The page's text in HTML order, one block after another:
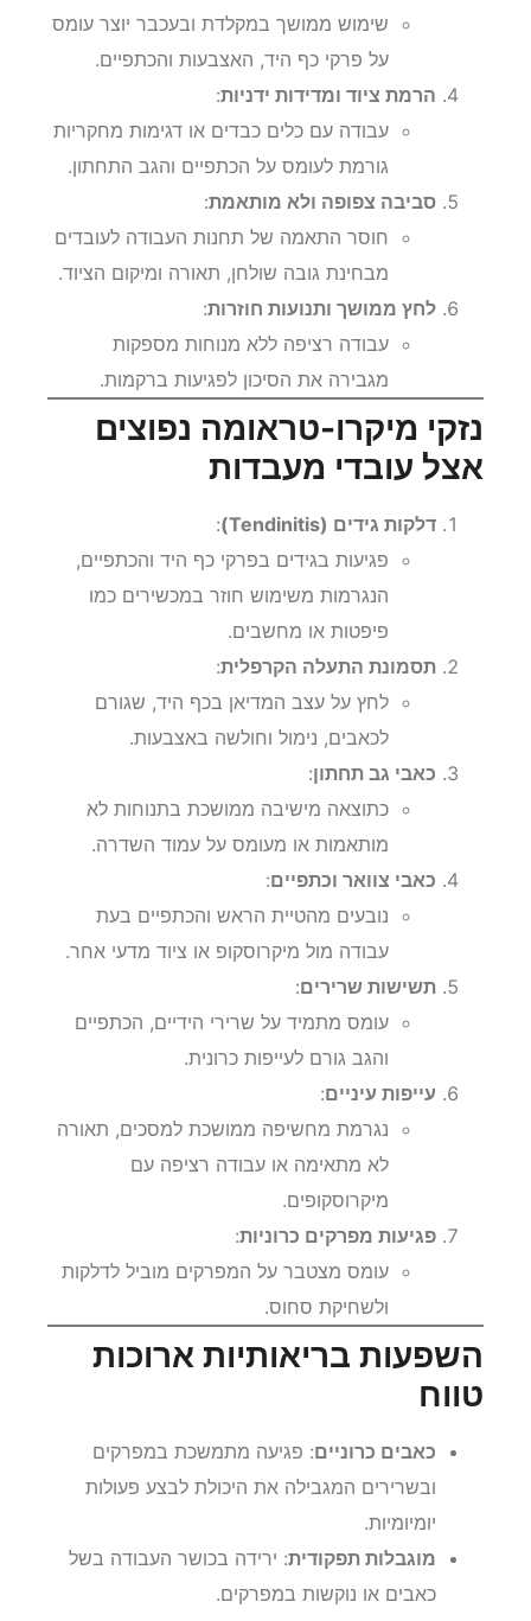
שימוש ממושך במקלדת ובעכבר יוצר עומס
על פרקי כף היד, האצבעות והכתפיים.
הרמת ציוד ומדידות ידניות:
עבודה עם כלים כבדים או דגימות מחקריות
גורמת לעומס על הכתפיים והגב התחתון.
סביבה צפופה ולא מותאמת:
חוסר התאמה של תחנות העבודה לעובדים
מבחינת גובה שולחן, תאורה ומיקום הציוד.
לחץ ממושך ותנועות חוזרות:
עבודה רציפה ללא מנוחות מספקות
מגבירה את הסיכון לפגיעות ברקמות.
נזקי מיקרו-טראומה נפוצים
אצל עובדי מעבדות
דלקות גידים (Tendinitis)
:
פגיעות בגידים בפרקי כף היד והכתפיים,
הנגרמות משימוש חוזר במכשירים כמו
פיפטות או מחשבים.
תסמונת התעלה הקרפלית:
לחץ על עצב המדיאן בכף היד, שגורם
לכאבים, נימול וחולשה באצבעות.
כאבי גב תחתון:
כתוצאה מישיבה ממושכת בתנוחות לא
מותאמות או מעומס על עמוד השדרה.
כאבי צוואר וכתפיים:
נובעים מהטיית הראש והכתפיים בעת
עבודה מול מיקרוסקופ או ציוד מדעי אחר.
תשישות שרירים:
עומס מתמיד על שרירי הידיים, הכתפיים
והגב גורם לעייפות כרונית.
עייפות עיניים:
נגרמת מחשיפה ממושכת למסכים, תאורה
לא מתאימה או עבודה רציפה עם
מיקרוסקופים.
פגיעות מפרקים כרוניות:
עומס מצטבר על המפרקים מוביל לדלקות
ולשחיקת סחוס.
השפעות בריאותיות ארוכות
טווח
כאבים כרוניים: פגיעה מתמשכת במפרקים
ובשרירים המגבילה את היכולת לבצע פעולות
יומיומיות.
מוגבלות תפקודית: ירידה בכושר העבודה בשל
כאבים או נוקשות במפרקים.